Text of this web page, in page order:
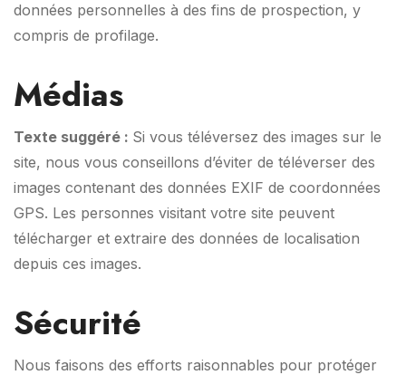
données personnelles à des fins de prospection, y
compris de profilage.
Médias
Texte suggéré : Si vous téléversez des images sur le
site, nous vous conseillons d’éviter de téléverser des
images contenant des données EXIF de coordonnées
GPS. Les personnes visitant votre site peuvent
télécharger et extraire des données de localisation
depuis ces images.
Sécurité
Nous faisons des efforts raisonnables pour protéger